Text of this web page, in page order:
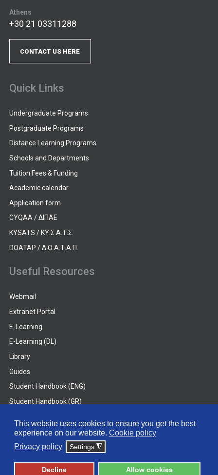
This website uses cookies to ensure you get the best
experience on our website. Cookie policy
Privacy policy
Settings ◮
Decline Allow cookies
Athens
+30 21 03311288
CONTACT US HERE
Quick Links
Undergraduate Programs
Postgraduate Programs
Distance Learning Programs
Schools and Departments
Tuition Fees & Funding
Academic calendar
Application form
CYQAA / ΔΙΠΑΕ
KYSATS / ΚΥ.Σ.Α.Τ.Σ.
DOATAP / Δ.Ο.Α.Τ.Α.Π.
Useful Resources
Webmail
Extranet Portal
E-Learning
E-Learning (DL)
Library
Guides
Student Handbook (ENG)
Student Handbook (GR)
© 2026 Frederick University